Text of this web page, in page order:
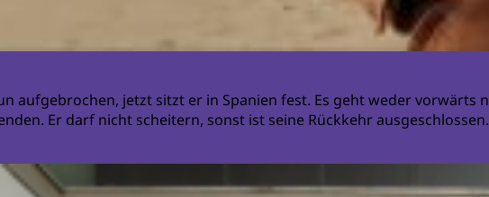
aufgebrochen, jetzt sitzt er in Spanien fest. Es geht weder
Er darf nicht scheitern, sonst ist seine Rückkehr ausgeschlossen.